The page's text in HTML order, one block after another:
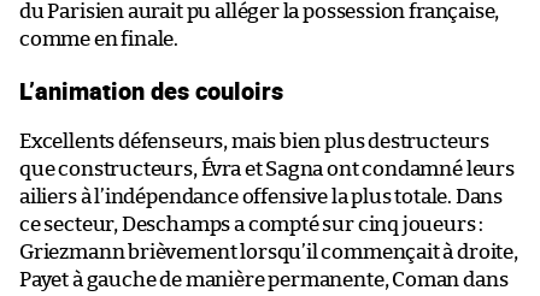
du Parisien aurait pu alléger la possession française,
comme en finale.
L’animation des couloirs
Excellents défenseurs, mais bien plus destructeurs
que constructeurs, Évra et Sagna ont condamné leurs
ailiers à l’indépendance offensive la plus totale. Dans
ce secteur, Deschamps a compté sur cinq joueurs :
Griezmann brièvement lorsqu’il commençait à droite,
Payet à gauche de manière permanente, Coman dans